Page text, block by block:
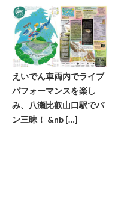
えいでん車両内でライブ
パフォーマンスを楽し
み、八瀬比叡山口駅でパ
ン三昧！ &nb […]